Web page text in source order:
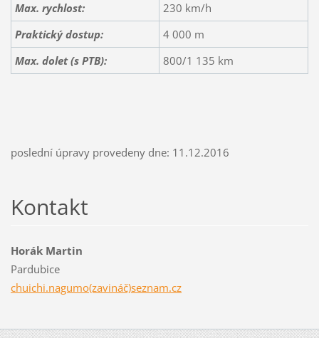
Max. rychlost:
230 km/h
Praktický dostup:
4 000 m
Max. dolet (s PTB):
800/1 135 km
poslední úpravy provedeny dne: 11.12.2016
Kontakt
Horák Martin
Pardubice
chuichi.nagumo(zavináč)seznam.cz